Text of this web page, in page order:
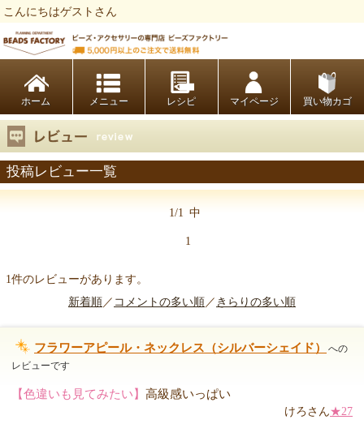
こんにちはゲストさん
ホーム レシピ マイページ 買い物カゴ
投稿レビュー一覧
1/1 中
1
1件のレビューがあります。
新着順／ コメントの多い順／ きらりの多い順
フラワーアピール・ネックレス（シルバーシェイド）
への
レビューです
【色違いも見てみたい】 高級感いっぱい
けろさん★27